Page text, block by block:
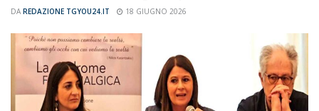
DA REDAZIONE TGYOU24.IT 18 GIUGNO 2026